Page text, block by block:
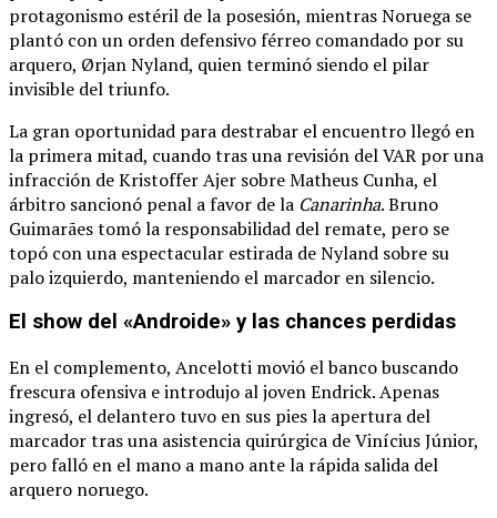
protagonismo estéril de la posesión, mientras Noruega se
plantó con un orden defensivo férreo comandado por su
arquero, Ørjan Nyland, quien terminó siendo el pilar
invisible del triunfo.
La gran oportunidad para destrabar el encuentro llegó en
la primera mitad, cuando tras una revisión del VAR por una
infracción de Kristoffer Ajer sobre Matheus Cunha, el
árbitro sancionó penal a favor de la Canarinha.Bruno
Guimarães tomó la responsabilidad del remate, pero se
topó con una espectacular estirada de Nyland sobre su
palo izquierdo, manteniendo el marcador en silencio.
El show del «Androide» y las chances perdidas
En el complemento, Ancelotti movió el banco buscando
frescura ofensiva e introdujo al joven Endrick.Apenas
ingresó, el delantero tuvo en sus pies la apertura del
marcador tras una asistencia quirúrgica de Vinícius Júnior,
pero falló en el mano a mano ante la rápida salida del
arquero noruego.